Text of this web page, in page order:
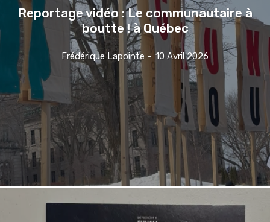
Reportage vidéo : Le communautaire à
boutte ! à Québec
Frédérique Lapointe - 10 Avril 2026